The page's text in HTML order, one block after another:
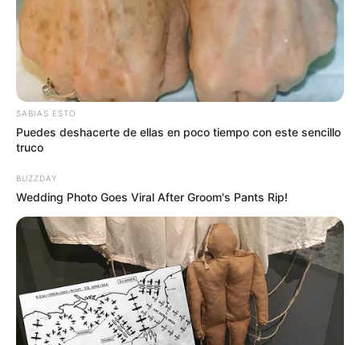
desconocidas hasta el momento.
El Cuerpo de Bomberos
de Cartagena indicó que durante la noche del jueves no
se registró ningún incendio que pudiera generar la
espesa capa de humo.
En dialogo con el Noticiero Popular de La Cariñosa, a
través de los 1.270 A.M, el Comandante del Cuerpo de
Bomberos, Joel Barrios, indicó que “no se encontró
novedad alguna sobre el humo que arropó gran parte de
SABIAS ESTO
Puedes deshacerte de ellas en poco tiempo con este sencillo
truco
BUZZDAY
Wedding Photo Goes Viral After Groom's Pants Rip!